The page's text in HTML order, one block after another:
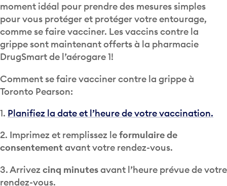
moment idéal pour prendre des mesures simples
pour vous protéger et protéger votre entourage,
comme se faire vacciner. Les vaccins contre la
grippe sont maintenant offerts à la pharmacie
DrugSmart de l’aérogare 1!
Comment se faire vacciner contre la grippe à
Toronto Pearson:
1. Planifiez la date et l’heure de votre vaccination.
2. Imprimez et remplissez leformulaire de
consentement avant votre rendez-vous.
3. Arrivez cinq minutesavant l’heure prévue de votre
rendez-vous.